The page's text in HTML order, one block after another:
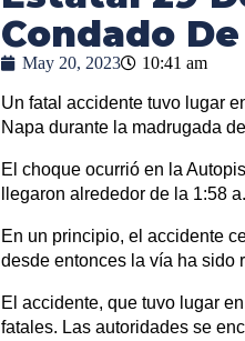
Condado
May 20, 2023 10:41 am
Un fatal accidente tuvo lugar
Napa durante la madrugada
El choque ocurrió en la
llegaron alrededor de la 1:58
En un principio, el accidente
desde entonces la vía ha sido
El accidente, que tuvo lugar
fatales. Las autoridades se